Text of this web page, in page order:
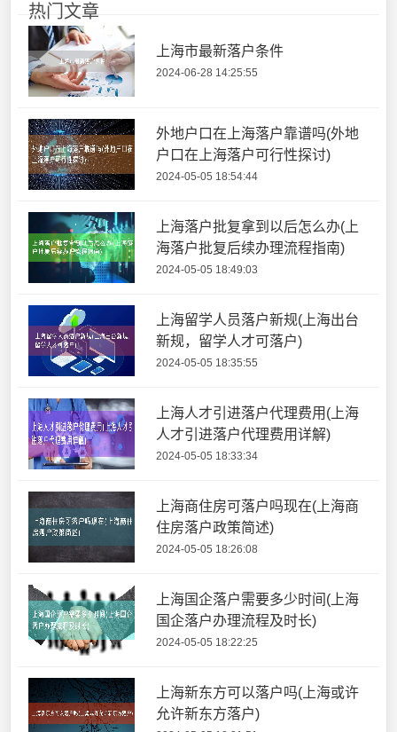
热门文章
上海市最新落户条件
2024-06-28 14:25:55
外地户口在上海落户靠谱吗(外地
户口在上海落户可行性探讨)
2024-05-05 18:54:44
上海落户批复拿到以后怎么办(上
海落户批复后续办理流程指南)
2024-05-05 18:49:03
上海留学人员落户新规(上海出台
新规，留学人才可落户)
2024-05-05 18:35:55
上海人才引进落户代理费用(上海
人才引进落户代理费用详解)
2024-05-05 18:33:34
上海商住房可落户吗现在(上海商
住房落户政策简述)
2024-05-05 18:26:08
上海国企落户需要多少时间(上海
国企落户办理流程及时长)
2024-05-05 18:22:25
上海新东方可以落户吗(上海或许
允许新东方落户)